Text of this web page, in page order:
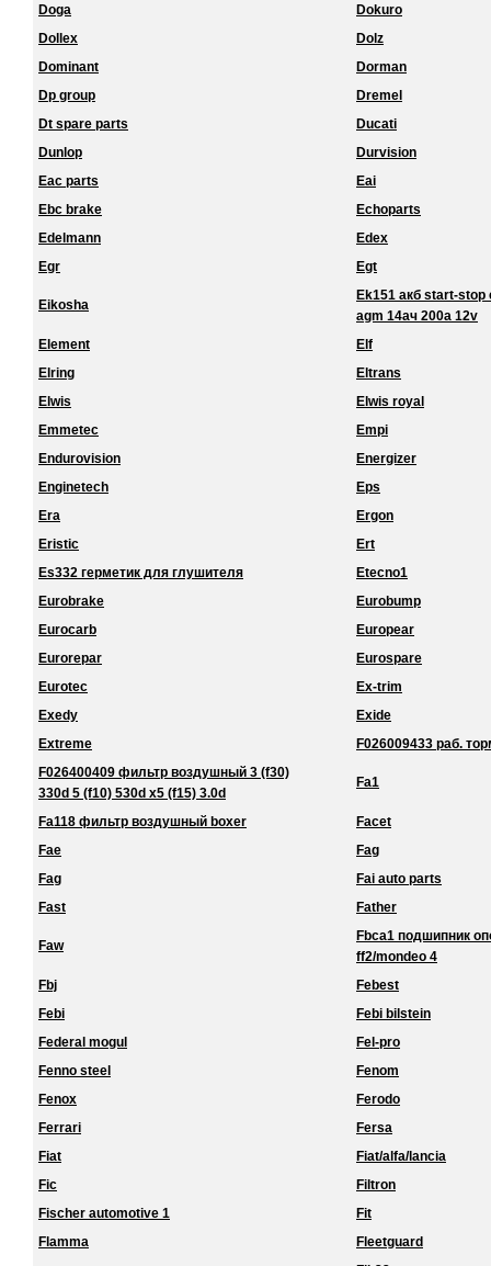
Doga
Dokuro
Dollex
Dolz
Dominant
Dorman
Dp group
Dremel
Dt spare parts
Ducati
Dunlop
Durvision
Eac parts
Eai
Ebc brake
Echoparts
Edelmann
Edex
Egr
Egt
Eikosha
Ek151 акб start-
agm 14ач 200a 12v
Element
Elf
Elring
Eltrans
Elwis
Elwis royal
Emmetec
Empi
Endurovision
Energizer
Enginetech
Eps
Era
Ergon
Eristic
Ert
Es332 герметик для глушителя
Etecno1
Eurobrake
Eurobump
Eurocarb
Europear
Eurorepar
Eurospare
Eurotec
Ex-trim
Exedy
Exide
Extreme
F026009433 раб.
F026400409 фильтр воздушный 3 (f30)
330d 5 (f10) 530d x5 (f15) 3.0d
Fa1
Fa118 фильтр воздушный boxer
Facet
Fae
Fag
Fag
Fai auto parts
Fast
Father
Faw
Fbca1 подшипник
ff2/mondeo 4
Fbj
Febest
Febi
Febi bilstein
Federal mogul
Fel-pro
Fenno steel
Fenom
Fenox
Ferodo
Ferrari
Fersa
Fiat
Fiat/alfa/lancia
Fic
Filtron
Fischer automotive 1
Fit
Flamma
Fleetguard